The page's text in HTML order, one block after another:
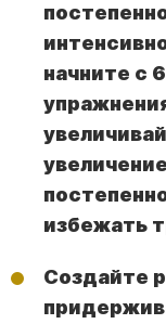
начните с
избежать
Создайте